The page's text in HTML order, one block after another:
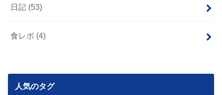
日記 (53)
食レポ (4)
人気のタグ